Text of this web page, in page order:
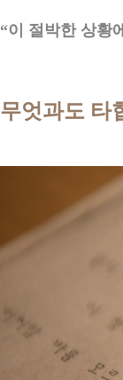
“이 절박한 상황
무엇과도 타